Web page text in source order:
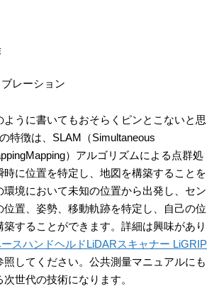
レーション
ように書いてもおそらくピンとこないと思
特徴は、SLAM（Simultaneous
）アルゴリズムによる点群処
に位置を特定し、地図を構築することを
境において未知の位置から出発し、セン
置、姿勢、移動軌跡を特定し、自己の位
することができます。詳細は興味があり
スハンドヘルドLiDARスキャナー LiGRIP
照してください。公共測量マニュアルにも
世代の技術になります。